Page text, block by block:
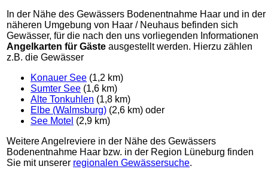
In der Nähe des Gewässers Bodenentnahme Haar und in der
näheren Umgebung von Haar / Neuhaus befinden sich
Gewässer, für die nach den uns vorliegenden Informationen
Angelkarten für Gäste ausgestellt werden. Hierzu zählen
z.B. die Gewässer
Konauer See (1,2 km)
Sumter See (1,6 km)
Alte Tonkuhlen (1,8 km)
Elbe (Walmsburg) (2,6 km) oder
See Motel (2,9 km)
Weitere Angelreviere in der Nähe des Gewässers
Bodenentnahme Haar bzw. in der Region Lüneburg finden
Sie mit unserer regionalen Gewässersuche.